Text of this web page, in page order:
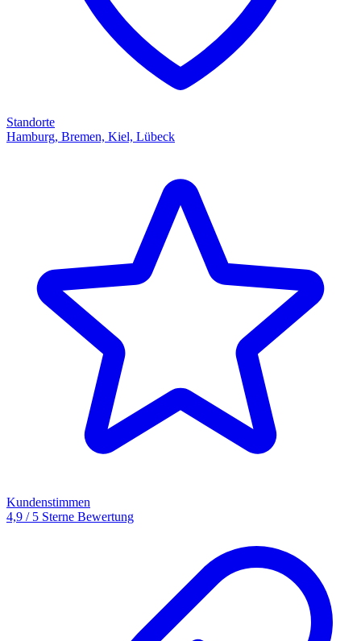
Standorte
Hamburg, Bremen, Kiel, Lübeck
Kundenstimmen
4,9 / 5 Sterne Bewertung